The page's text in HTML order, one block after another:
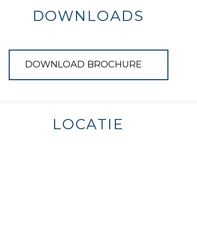
DOWNLOADS
DOWNLOAD BROCHURE
LOCATIE